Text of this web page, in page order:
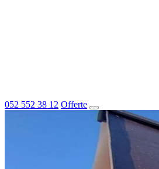
052 552 38 12 Offerte